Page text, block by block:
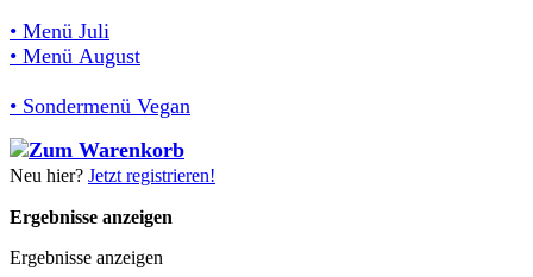
• Menü Juli
• Menü August
• Sondermenü Vegan
Neu hier? Jetzt registrieren!
Ergebnisse anzeigen
Ergebnisse anzeigen